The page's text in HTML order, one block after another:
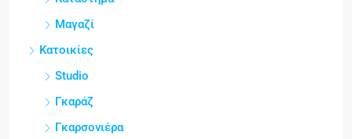
Μαγαζί
Κατοικίες
Studio
Γκαράζ
Γκαρσονιέρα